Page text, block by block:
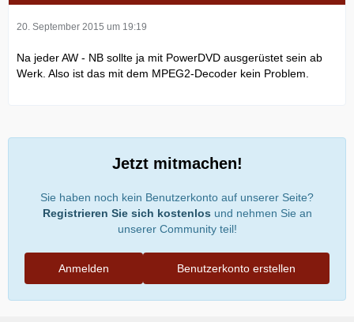
20. September 2015 um 19:19
Na jeder AW - NB sollte ja mit PowerDVD ausgerüstet sein ab
Werk. Also ist das mit dem MPEG2-Decoder kein Problem.
Jetzt mitmachen!
Sie haben noch kein Benutzerkonto auf unserer Seite?
Registrieren Sie sich kostenlos und nehmen Sie an
unserer Community teil!
Benutzerkonto erstellen
Anmelden